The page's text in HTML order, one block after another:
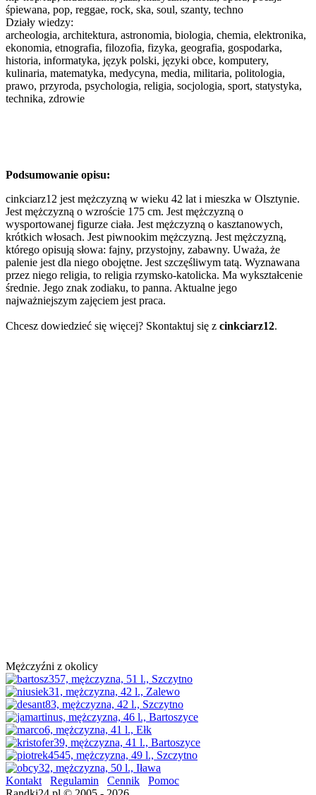
śpiewana, pop, reggae, rock, ska, soul, szanty, techno
Działy wiedzy:
archeologia, architektura, astronomia, biologia, chemia, elektronika,
ekonomia, etnografia, filozofia, fizyka, geografia, gospodarka,
historia, informatyka, język polski, języki obce, komputery,
kulinaria, matematyka, medycyna, media, militaria, politologia,
prawo, przyroda, psychologia, religia, socjologia, sport, statystyka,
technika, zdrowie
Podsumowanie opisu:
cinkciarz12 jest mężczyzną w wieku 42 lat i mieszka w Olsztynie.
Jest mężczyzną o wzroście 175 cm. Jest mężczyzną o
wysportowanej figurze ciała. Jest mężczyzną o kasztanowych,
krótkich włosach. Jest piwnookim mężczyzną. Jest mężczyzną,
którego opisują słowa: fajny, przystojny, zabawny. Uważa, że
palenie jest dla niego obojętne. Jest szczęśliwym tatą. Wyznawana
przez niego religia, to religia rzymsko-katolicka. Ma wykształcenie
średnie. Jego znak zodiaku, to panna. Aktualne jego
najważniejszym zajęciem jest praca.
Chcesz dowiedzieć się więcej? Skontaktuj się z cinkciarz12.
Mężczyźni z okolicy
Kontakt Regulamin Cennik
Pomoc